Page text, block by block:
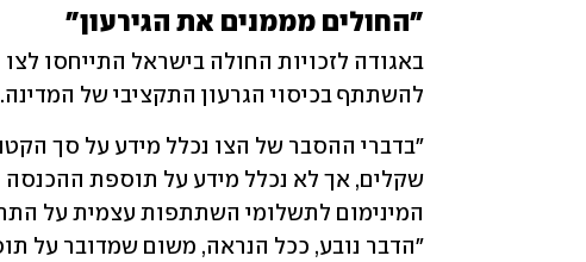
"החולים מממנים את הגירעון"
להשתתף בכיסוי הגרעון התקציבי של המדינה.